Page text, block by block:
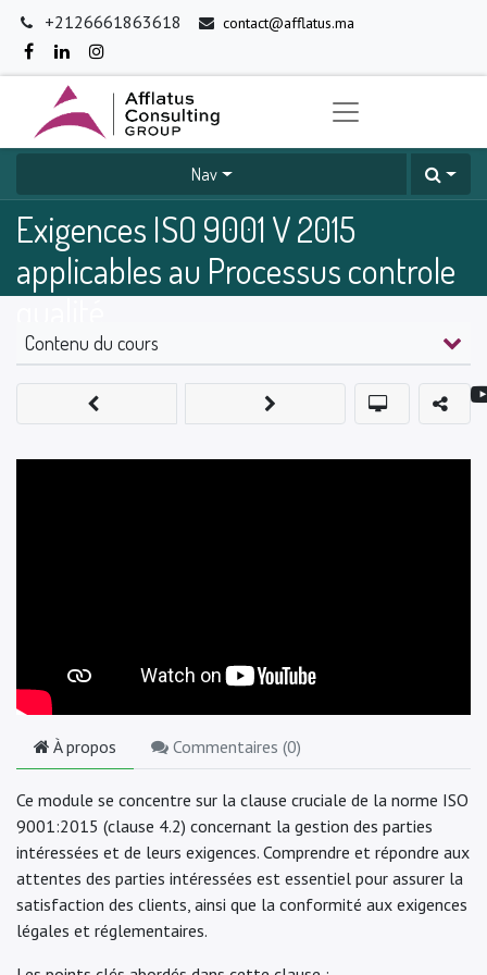
+2126661863618 contact@afflatus.ma
Nav
Exigences ISO 9001 V 2015
applicables au Processus controle
Contenu du cours
À propos Commentaires (0)
Ce module se concentre sur la clause cruciale de la norme ISO
9001:2015 (clause 4.2) concernant la gestion des parties
intéressées et de leurs exigences. Comprendre et répondre aux
attentes des parties intéressées est essentiel pour assurer la
satisfaction des clients, ainsi que la conformité aux exigences
légales et réglementaires.